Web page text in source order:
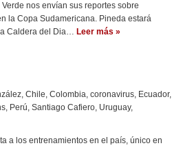
nos envían sus reportes sobre
la Copa Sudamericana. Pineda estará
Caldera del Dia… Leer más »
, Chile, Colombia, coronavirus, Ecuador,
, Perú, Santiago Cafiero, Uruguay,
a los entrenamientos en el país, único en